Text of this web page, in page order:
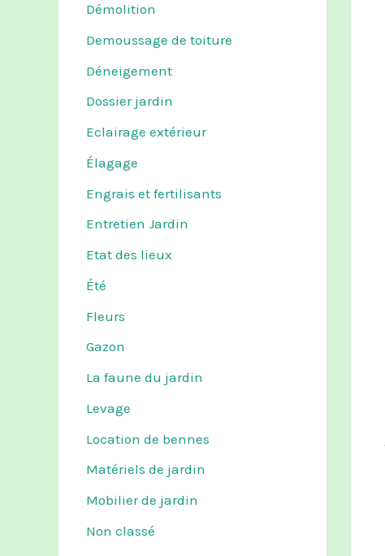
Démolition
Demoussage de toiture
Déneigement
Dossier jardin
Eclairage extérieur
Élagage
Engrais et fertilisants
Entretien Jardin
Etat des lieux
Été
Fleurs
Gazon
La faune du jardin
Levage
Location de bennes
Matériels de jardin
Mobilier de jardin
Non classé